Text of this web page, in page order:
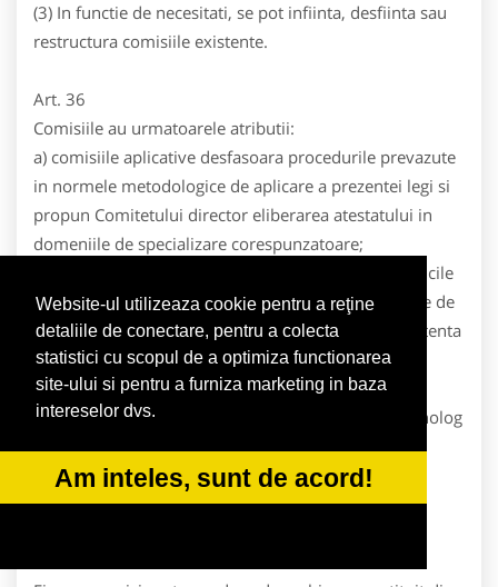
Website-ul utilizeaza cookie pentru a reţine
detaliile de conectare, pentru a colecta
statistici cu scopul de a optimiza functionarea
site-ului si pentru a furniza marketing in baza
intereselor dvs.
Am inteles, sunt de acord!
(3) In functie de necesitati, se pot infiinta, desfiinta sau
restructura comisiile existente.
Art. 36
Comisiile au urmatoarele atributii:
a) comisiile aplicative desfasoara procedurile prevazute
in normele metodologice de aplicare a prezentei legi si
propun Comitetului director eliberarea atestatului in
domeniile de specializare corespunzatoare;
b) Comisia metodologica avizeaza metodele si tehnicile
de asistenta psihologica in conformitate cu Normele de
avizare a metodelor si tehnicilor de evaluare si asistenta
psihologica;
c) Comisia de deontologie si disciplina urmareste
respectarea Codului deontologic al profesiei de psiholog
cu drept de libera practica, judeca abaterile de la
prevederile acestuia si aplica sanctiuni, conform
prezentei legi.